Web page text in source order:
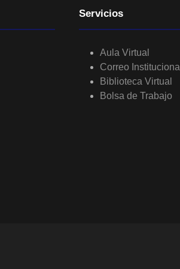
Servicios
Aula Virtual
Correo Institucional
Biblioteca Virtual
Bolsa de Trabajo